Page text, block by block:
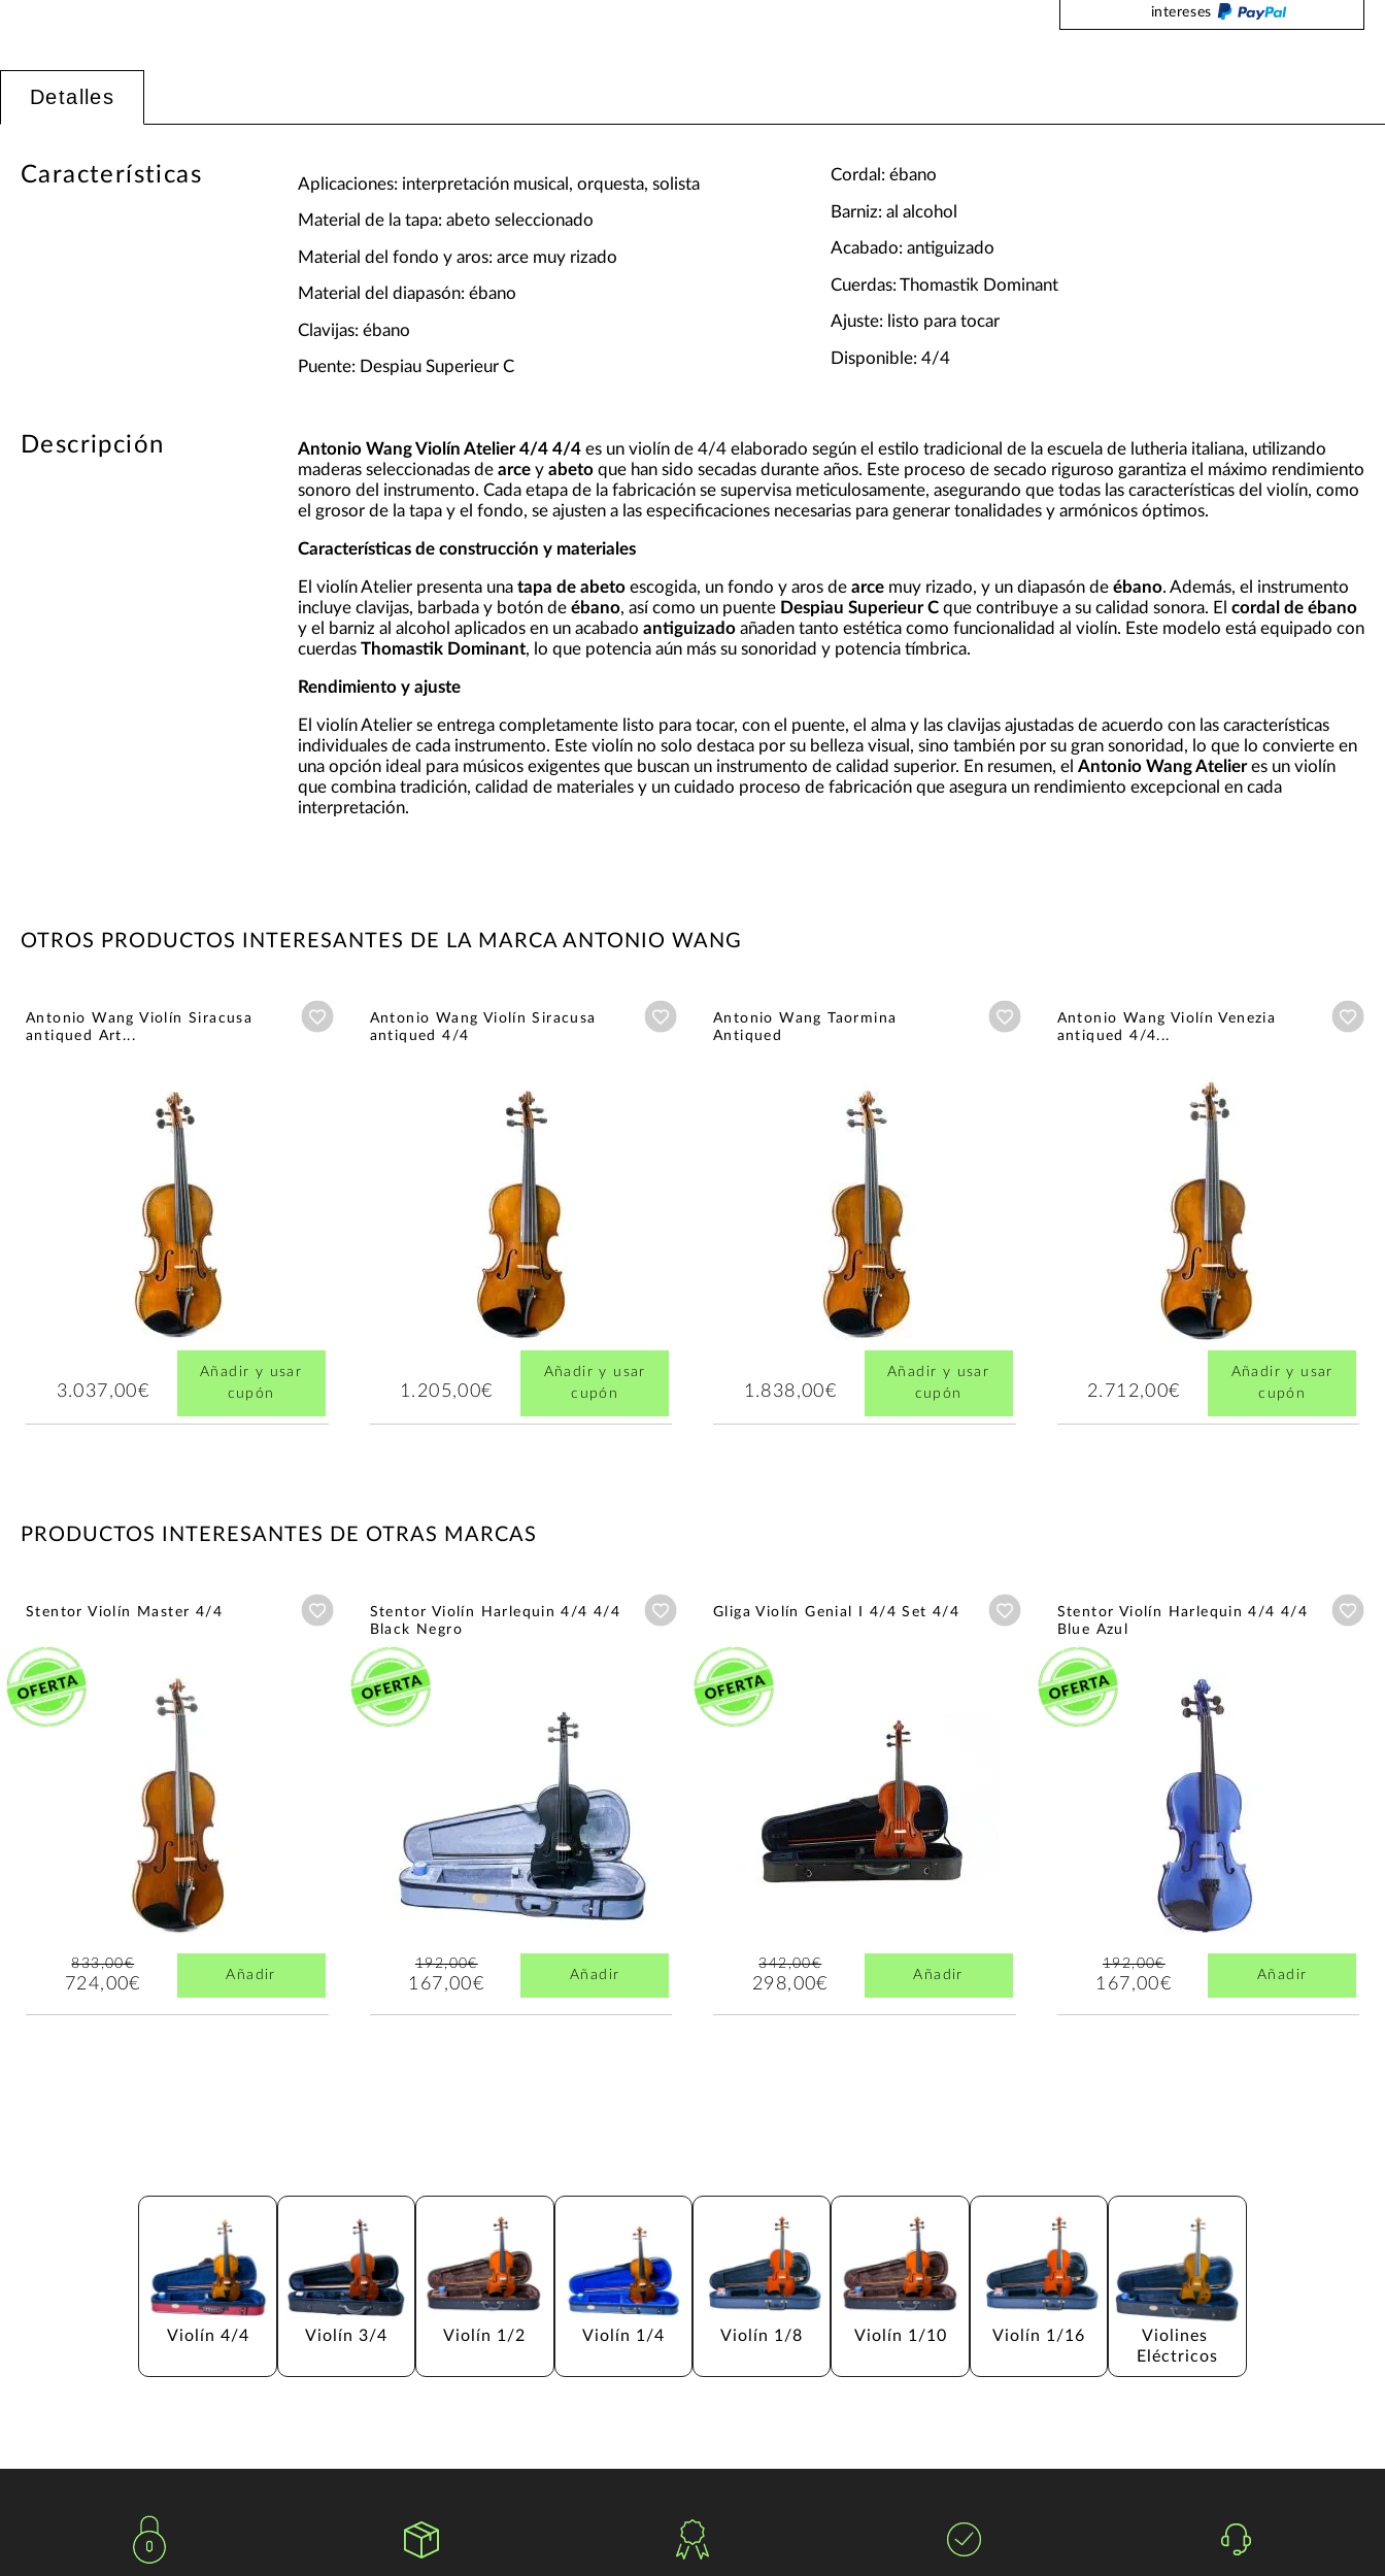
intereses
Detalles
Características Aplicaciones: interpretación musical, orquesta, solista
Material de la tapa: abeto seleccionado
Material del fondo y aros: arce muy rizado
Material del diapasón: ébano
Clavijas: ébano
Puente: Despiau Superieur C
Cordal: ébano
Barniz: al alcohol
Acabado: antiguizado
Cuerdas: Thomastik Dominant
Ajuste: listo para tocar
Disponible: 4/4
Descripción Antonio Wang Violín Atelier 4/4 4/4es un violín de 4/4 elaborado según el estilo tradicional de la escuela de lutheria italiana, utilizando
maderas seleccionadas de arcey abetoque han sido secadas durante años. Este proceso de secado riguroso garantiza el máximo rendimiento
sonoro del instrumento. Cada etapa de la fabricación se supervisa meticulosamente, asegurando que todas las características del violín, como
el grosor de la tapa y el fondo, se ajusten a las especificaciones necesarias para generar tonalidades y armónicos óptimos.
Características de construcción y materiales
El violín Atelier presenta una tapa de abetoescogida, un fondo y aros de arcemuy rizado, y un diapasón de ébano. Además, el instrumento
incluye clavijas, barbada y botón de ébano, así como un puente Despiau Superieur Cque contribuye a su calidad sonora. El cordal de ébano
y el barniz al alcohol aplicados en un acabado antiguizadoañaden tanto estética como funcionalidad al violín. Este modelo está equipado con
cuerdas Thomastik Dominant, lo que potencia aún más su sonoridad y potencia tímbrica.
Rendimiento y ajuste
El violín Atelier se entrega completamente listo para tocar, con el puente, el alma y las clavijas ajustadas de acuerdo con las características
individuales de cada instrumento. Este violín no solo destaca por su belleza visual, sino también por su gran sonoridad, lo que lo convierte en
una opción ideal para músicos exigentes que buscan un instrumento de calidad superior. En resumen, el Antonio Wang Atelieres un violín
que combina tradición, calidad de materiales y un cuidado proceso de fabricación que asegura un rendimiento excepcional en cada
interpretación.
OTROS PRODUCTOS INTERESANTES DE LA MARCA ANTONIO WANG
Antonio Wang Violín Siracusa
antiqued Art...
Añadir a wishlist
3.037,00€
Añadir y usar
cupón
Antonio Wang Violín Siracusa
antiqued 4/4
Añadir a wishlist
1.205,00€
Añadir y usar
cupón
Antonio Wang Taormina
Antiqued
Añadir a wishlist
1.838,00€
Añadir y usar
cupón
Antonio Wang Violín Venezia
antiqued 4/4...
2.712,00€
Añadir y usar
cupón
PRODUCTOS INTERESANTES DE OTRAS MARCAS
Stentor Violín Master 4/4 Añadir a wishlist
833,00€
724,00€ Añadir
Stentor Violín Harlequin 4/4 4/4
Black Negro
Añadir a wishlist
192,00€
167,00€ Añadir
Gliga Violín Genial I 4/4 Set 4/4 Añadir a wishlist
342,00€
298,00€ Añadir
Stentor Violín Harlequin 4/4 4/4
Blue Azul
192,00€
167,00€ Añadir
Violín 4/4 Violín 3/4 Violín 1/2 Violín 1/4 Violín 1/8 Violín 1/10 Violín 1/16
Violines
Eléctricos